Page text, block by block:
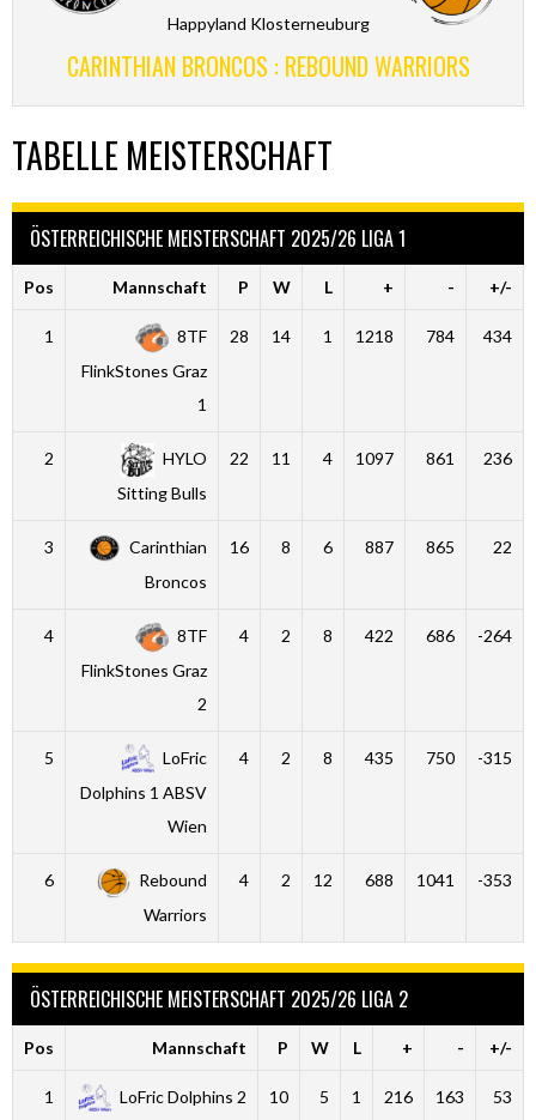
Happyland Klosterneuburg
CARINTHIAN BRONCOS : REBOUND WARRIORS
TABELLE MEISTERSCHAFT
ÖSTERREICHISCHE MEISTERSCHAFT 2025/26 LIGA 1
Pos Mannschaft P W L + - +/-
1
8TF
FlinkStones Graz
1
28 14 1 1218 784 434
2
HYLO
Sitting Bulls
22 11 4 1097 861 236
3
Carinthian
Broncos
16 8 6 887 865 22
4
8TF
FlinkStones Graz
2
4 2 8 422 686 -264
5
LoFric
Dolphins 1 ABSV
Wien
4 2 8 435 750 -315
6
Rebound
Warriors
4 2 12 688 1041 -353
ÖSTERREICHISCHE MEISTERSCHAFT 2025/26 LIGA 2
Pos Mannschaft P W L + - +/-
1
LoFric Dolphins 2
10 5 1 216 163 53